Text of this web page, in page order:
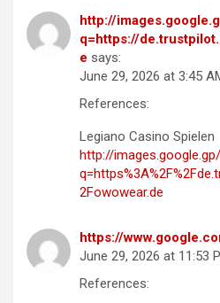
http://
q=https://
e says:
June 29, 2026 at 3:45
References:
Legiano Casino Spielen
http://
2Fowowear.de
https://
June 29, 2026 at 11:53
References: